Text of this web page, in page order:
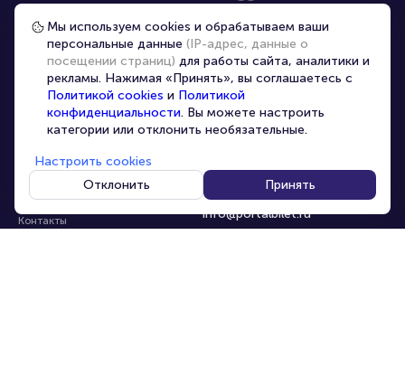
Частые вопросы
Перепродажа билетов
Организаторам
Корпоративным клиентам
VIP-билеты
Персональные данные
О компании
Контакты
8-800-500-42-62
8-499-226-15-14
info@portalbilet.ru
С 10:00 до 21:00,
Мы используем cookies и обрабатываем ваши
персональные данные (IP-адрес, данные о
посещении страниц) для работы сайта, аналитики и
рекламы. Нажимая «Принять», вы соглашаетесь с
Политикой cookies и Политикой
конфиденциальности. Вы можете настроить
категории или отклонить необязательные.
Настроить cookies
Отклонить
Принять